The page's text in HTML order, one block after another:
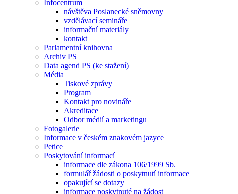
Infocentrum
návštěva Poslanecké sněmovny
vzdělávací semináře
informační materiály
kontakt
Parlamentní knihovna
Archiv PS
Data agend PS (ke stažení)
Média
Tiskové zprávy
Program
Kontakt pro novináře
Akreditace
Odbor médií a marketingu
Fotogalerie
Informace v českém znakovém jazyce
Petice
Poskytování informací
informace dle zákona 106/1999 Sb.
formulář žádosti o poskytnutí informace
opakující se dotazy
informace poskytnuté na žádost